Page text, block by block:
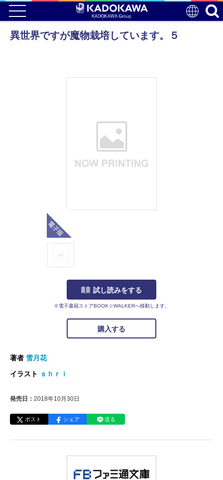
異世界ですが魔物栽培しています。５
試し読みをする
※電子書籍ストアBOOK☆WALKERへ移動します。
購入する
著者 雪月花
イラスト
ｓｈｒｉ
発売日： 2018年10月30日
ポスト シェア 送る